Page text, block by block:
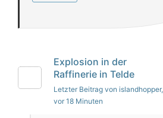
Explosion in der
Raffinerie in Telde
Letzter Beitrag von islandhopper,
vor 18 Minuten